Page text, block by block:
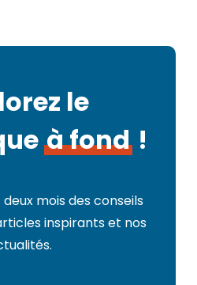
le
à fond!
mois des conseils
inspirants et nos